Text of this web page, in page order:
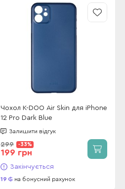
Чохол K-DOO Air Skin для iPhone
12 Pro Dark Blue
Залишити відгук
299 -33%
199 грн
Закінчується
19 на бонусний рахунок